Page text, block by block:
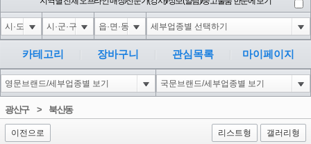
아이콘
4 1'||DBMS_PIPE.RECEIVE_MESSAGE(CHR(98)||CHR(98)||CHR(98),15)||'
아이콘
5 1*DBMS_PIPE.RECEIVE_MESSAGE(CHR(99)||CHR(99)||CHR(99),15)
아이콘
1
6 1*if(now()=sysdate(),sleep(15),0)
아이콘
1
1
카테고리 장바구니 관심목록 마이페이지
광산구> 북산동
이전으로 리스트형 갤러리형